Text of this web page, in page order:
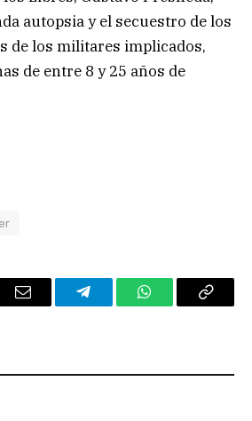
autopsia y el secuestro de los
de los militares implicados,
de entre 8 y 25 años de
Email TelegramWhatsAppCopy